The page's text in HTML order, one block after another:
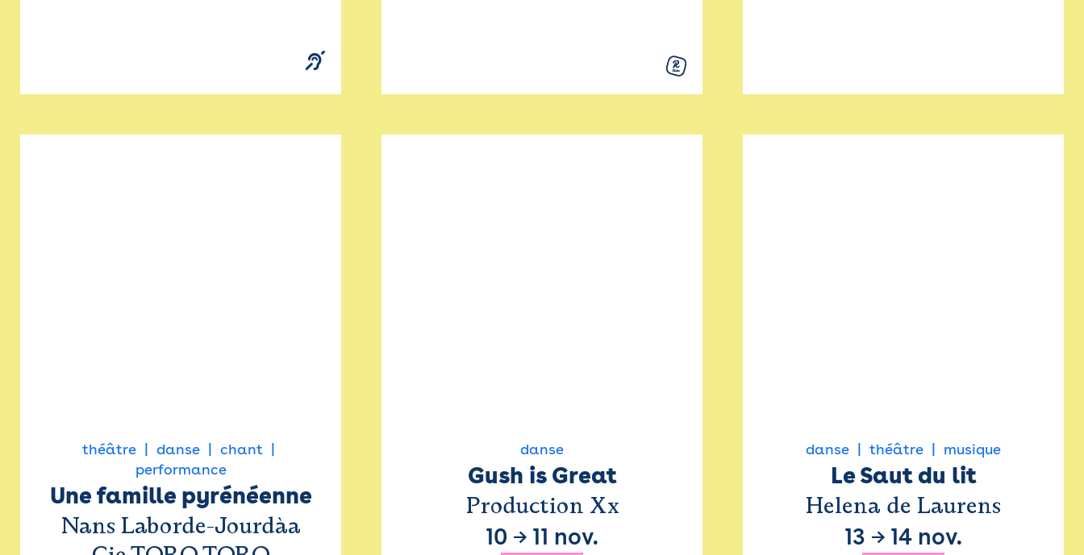
théâtre danse
chant
performance
Une famille pyrénéenne
Nans Laborde-Jourdàa
danse
Gush is Great
Production Xx
10 → 11 nov.
danse théâtre musique
Le Saut du lit
Helena de Laurens
13 → 14 nov.